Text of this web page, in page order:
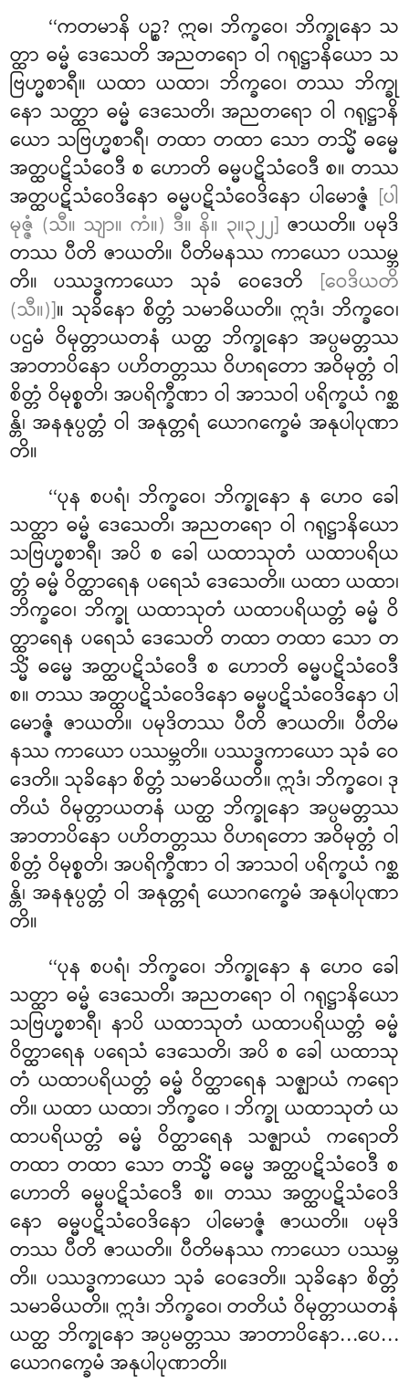
‘‘ကတမာနိ ပဉ္စ? ဣဓ၊ ဘိက္ခဝေ၊ ဘိက္ခုနော သ
တ္ထာ ဓမ္မံ ဒေသေတိ အညတရော ဝါ ဂရုဋ္ဌာနိယော သ
ဗြဟ္မစာရီ။ ယထာ ယထာ၊ ဘိက္ခဝေ၊ တဿ ဘိက္ခု
နော သတ္ထာ ဓမ္မံ ဒေသေတိ၊ အညတရောဝါ ဂရုဋ္ဌာနိ
ယော သဗြဟ္မစာရီ၊ တထာ တထာ သော တသ္မိံ ဓမ္မေ
အတ္ထပဋိသံဝေဒီ စ ဟောတိ ဓမ္မပဋိသံဝေဒီ စ။ တဿ
အတ္ထပဋိသံဝေဒိနော ဓမ္မပဋိသံဝေဒိနော ပါမောဇ္ဇံ [ပါ
မုဇ္ဇံ (သီ။ သျာ။ ကံ။) ဒီ။ နိ။ ၃။၃၂၂] ဇာယတိ။ ပမုဒိ
တဿ ပီတိ ဇာယတိ။ ပီတိမနဿ ကာယော ပဿမ္ဘ
တိ။ ပဿဒ္ဓကာယော သုခံ ဝေဒေတိ [ဝေဒိယတိ
(သီ။)]။ သုခိနော စိတ္တံ သမာဓိယတိ။ ဣဒံ၊ ဘိက္ခဝေ၊
ပဌမံ ဝိမုတ္တာယတနံ ယတ္ထ ဘိက္ခုနော အပ္ပမတ္တဿ
အာတာပိနော ပဟိတတ္တဿ ဝိဟရတော အဝိမုတ္တံ ဝါ
စိတ္တံ ဝိမုစ္စတိ၊ အပရိက္ခီဏာ ဝါ အာသဝါ ပရိက္ခယံ ဂစ္ဆ
န္တိ၊ အနနုပ္ပတ္တံ ဝါ အနုတ္တရံ ယောဂက္ခေမံ အနုပါပုဏာ
တိ။
‘‘ပုန စပရံ၊ ဘိက္ခဝေ၊ ဘိက္ခုနော န ဟေဝ ခေါ
သတ္ထာ ဓမ္မံ ဒေသေတိ၊ အညတရော ဝါ ဂရုဋ္ဌာနိယော
သဗြဟ္မစာရီ၊ အပိ စ ခေါ ယထာသုတံ ယထာပရိယ
တ္တံ ဓမ္မံ ဝိတ္ထာရေန ပရေသံ ဒေသေတိ။ ယထာ ယထာ၊
ဘိက္ခဝေ၊ ဘိက္ခု ယထာသုတံ ယထာပရိယတ္တံ ဓမ္မံ ဝိ
တ္ထာရေန ပရေသံ ဒေသေတိ တထာ တထာ သော တ
သ္မိံ ဓမ္မေ အတ္ထပဋိသံဝေဒီ စ ဟောတိ ဓမ္မပဋိသံဝေဒီ
စ။ တဿ အတ္ထပဋိသံဝေဒိနော ဓမ္မပဋိသံဝေဒိနော ပါ
မောဇ္ဇံ ဇာယတိ။ ပမုဒိတဿ ပီတိ ဇာယတိ။ ပီတိမ
နဿ ကာယော ပဿမ္ဘတိ။ ပဿဒ္ဓကာယော သုခံ ဝေ
ဒေတိ။ သုခိနော စိတ္တံ သမာဓိယတိ။ ဣဒံ၊ ဘိက္ခဝေ၊ ဒု
တိယံ ဝိမုတ္တာယတနံ ယတ္ထ ဘိက္ခုနော အပ္ပမတ္တဿ
အာတာပိနော ပဟိတတ္တဿ ဝိဟရတော အဝိမုတ္တံ ဝါ
စိတ္တံ ဝိမုစ္စတိ၊ အပရိက္ခီဏာ ဝါ အာသဝါ ပရိက္ခယံ ဂစ္ဆ
န္တိ၊ အနနုပ္ပတ္တံ ဝါ အနုတ္တရံ ယောဂက္ခေမံ အနုပါပုဏာ
တိ။
‘‘ပုန စပရံ၊ ဘိက္ခဝေ၊ ဘိက္ခုနော န ဟေဝ ခေါ
သတ္ထာ ဓမ္မံ ဒေသေတိ၊ အညတရော ဝါ ဂရုဋ္ဌာနိယော
သဗြဟ္မစာရီ၊ နာပိ ယထာသုတံ ယထာပရိယတ္တံ ဓမ္မံ
ဝိတ္ထာရေန ပရေသံ ဒေသေတိ၊ အပိ စ ခေါ ယထာသု
တံ ယထာပရိယတ္တံ ဓမ္မံ ဝိတ္ထာရေန သဇ္ဈာယံ ကရော
တိ။ ယထာ ယထာ၊ ဘိက္ခဝေ ၊ ဘိက္ခု ယထာသုတံယ
ထာပရိယတ္တံ ဓမ္မံ ဝိတ္ထာရေန သဇ္ဈာယံ ကရောတိ
တထာ တထာ သော တသ္မိံ ဓမ္မေ အတ္ထပဋိသံဝေဒီ စ
ဟောတိ ဓမ္မပဋိသံဝေဒီ စ။ တဿ အတ္ထပဋိသံဝေဒိ
နော ဓမ္မပဋိသံဝေဒိနော ပါမောဇ္ဇံ ဇာယတိ။ ပမုဒိ
တဿ ပီတိ ဇာယတိ။ ပီတိမနဿ ကာယော ပဿမ္ဘ
တိ။ ပဿဒ္ဓကာယော သုခံ ဝေဒေတိ။ သုခိနော စိတ္တံ
သမာဓိယတိ။ ဣဒံ၊ ဘိက္ခဝေ၊ တတိယံ ဝိမုတ္တာယတနံ
ယတ္ထ ဘိက္ခုနော အပ္ပမတ္တဿ အာတာပိနော…ပေ…
ယောဂက္ခေမံ အနုပါပုဏာတိ။